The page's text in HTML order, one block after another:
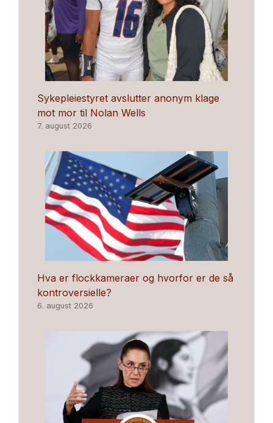
Sykepleiestyret avslutter anonym klage
mot mor til Nolan Wells
7. august 2026
Hva er flockkameraer og hvorfor er de så
kontroversielle?
6. august 2026